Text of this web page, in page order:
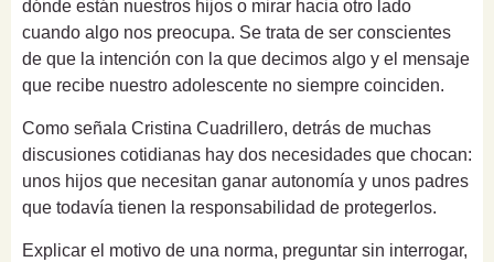
dónde están nuestros hijos o mirar hacia otro lado
cuando algo nos preocupa. Se trata de ser conscientes
de que la intención con la que decimos algo y el mensaje
que recibe nuestro adolescente no siempre coinciden.
Como señala Cristina Cuadrillero, detrás de muchas
discusiones cotidianas hay dos necesidades que chocan:
unos hijos que necesitan ganar autonomía y unos padres
que todavía tienen la responsabilidad de protegerlos.
Explicar el motivo de una norma, preguntar sin interrogar,